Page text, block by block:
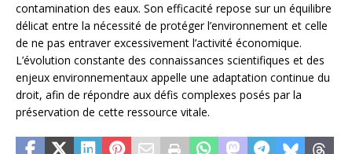
contamination des eaux. Son efficacité repose sur un équilibre
délicat entre la nécessité de protéger l’environnement et celle
de ne pas entraver excessivement l’activité économique.
L’évolution constante des connaissances scientifiques et des
enjeux environnementaux appelle une adaptation continue du
droit, afin de répondre aux défis complexes posés par la
préservation de cette ressource vitale.